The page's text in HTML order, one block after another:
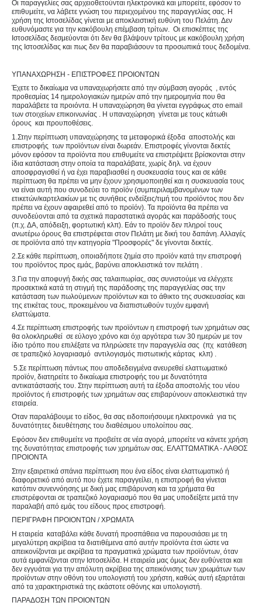
Οι παραγγελίες σας αρχειοθετούνται ηλεκτρονικά και μπορείτε, εφόσον το
επιθυμείτε, να λάβετε γνώση του περιεχομένου της παραγγελίας σας. Η
χρήση της Ιστοσελίδας γίνεται με αποκλειστική ευθύνη του Πελάτη. Δεν
ευθυνόμαστε για την κακόβουλη επέμβαση τρίτων. Οι επισκέπτες της
Ιστοσελίδας δεσμεύονται ότι δεν θα βλάψουν τρίτους με κακόβουλη χρήση
της Ιστοσελίδας και πως δεν θα παραβιάσουν τα προσωπικά τους δεδομένα.
ΥΠΑΝΑΧΩΡΗΣΗ - ΕΠΙΣΤΡΟΦΕΣ ΠΡΟΙΟΝΤΩΝ
Έχετε το δικαίωμα να υπαναχωρήσετε από την σύμβαση αγοράς , εντός
προθεσμίας 14 ημερολογιακών ημερών από την ημερομηνία που θα
παραλάβετε τα προιόντα. Η υπαναχώρηση θα γίνεται εγγράφως στο email
των στοιχείων επικοινωνίας . Η υπαναχώρηση γίνεται με τους κάτωθι
όρους και προυποθέσεις.
1.Στην περίπτωση υπαναχώρησης τα μεταφορικά έξοδα αποστολής και
επιστροφής των προϊόντων είναι δωρεάν. Επιστροφές γίνονται δεκτές
μόνον εφόσον τα προϊόντα που επιθυμείτε να επιστρέψετε βρίσκονται στην
ίδια κατάσταση στην οποία τα παραλάβατε, χωρίς δηλ. να έχουν
αποσφραγισθεί ή να έχει παραβιασθεί η συσκευασία τους και σε κάθε
περίπτωση θα πρέπει να μην έχουν χρησιμοποιηθεί και η συσκευασία τους
να είναι αυτή που συνοδεύει το προϊόν (συμπεριλαμβανομένων των
ετικετών/καρτελακίων με τις συνήθεις ενδείξεις/τιμή του προϊόντος που δεν
πρέπει να έχουν αφαιρεθεί από το προϊόν). Τα προϊόντα θα πρέπει να
συνοδεύονται από τα σχετικά παραστατικά αγοράς και παράδοσής τους
(π.χ. ΔΑ, απόδειξη, φορτωτική κλπ). Εάν το προϊόν δεν πληροί τους
ανωτέρω όρους θα επιστρέφεται στον Πελάτη με δική του δαπάνη. Αλλαγές
σε προϊόντα από την κατηγορία "Προσφορές" δε γίνονται δεκτές.
2.Σε κάθε περίπτωση, οποιαδήποτε ζημία στο προϊόν κατά την επιστροφή
του προϊόντος προς εμάς, βαρύνει αποκλειστικά τον πελάτη .
3.Για την αποφυγή δικής σας ταλαιπωρίας, σας συνιστούμε να ελέγχετε
προσεκτικά κατά τη στιγμή της παράδοσης της παραγγελίας σας την
κατάσταση των πωλούμενων προϊόντων και το άθικτο της συσκευασίας και
της ετικέτας τους, προκειμένου να διαπιστωθούν τυχόν εμφανή
ελαττώματα.
4.Σε περίπτωση επιστροφής των προϊόντων η επιστροφή των χρημάτων σας
θα ολοκληρωθεί σε εύλογο χρόνο και όχι αργότερα των 30 ημερών με τον
ίδιο τρόπο που επιλέξατε να πληρώσετε την παραγγελία σας (πχ κατάθεση
σε τραπεζικό λογαριασμό αντιλογισμός πιστωτικής κάρτας κλπ) .
5.Σε περίπτωση πάντως που αποδεδειγμένα ανευρεθεί ελαττωματικό
προϊόν, διατηρείτε το δικαίωμα επιστροφής του με δυνατότητα
αντικατάστασής του. Στην περίπτωση αυτή τα έξοδα αποστολής του νέου
προϊόντος ή επιστροφής των χρημάτων σας επιβαρύνουν αποκλειστικά την
εταιρεία.
Οταν παραλάβουμε το είδος, θα σας ειδοποιήσουμε ηλεκτρονικά για τις
δυνατότητες διευθέτησης του διαθέσιμου υπολοίπου σας.
Eφόσον δεν επιθυμείτε να προβείτε σε νέα αγορά, μπορείτε να κάνετε χρήση
της δυνατότητας επιστροφής των χρημάτων σας. ΕΛΑΤΤΩΜΑΤΙΚΑ - ΛΑΘΟΣ
ΠΡΟΙΟΝΤΑ
Στην εξαιρετικά σπάνια περίπτωση που ένα είδος είναι ελαττωματικό ή
διαφορετικό από αυτό που έχετε παραγγείλει, η επιστροφή θα γίνεται
κατόπιν συνεννόησης με δική μας επιβάρυνση και τα χρήματα θα
επιστρέφονται σε τραπεζικό λογαριασμό που θα μας υποδείξετε μετά την
παραλαβή από εμάς του είδους προς επιστροφή.
ΠΕΡΙΓΡΑΦΗ ΠΡΟΙΟΝΤΩΝ / XΡΩΜΑΤΑ
Η εταιρεία καταβάλει κάθε δυνατή προσπάθεια να παρουσιάσει με τη
μεγαλύτερη ακρίβεια τα διατιθέμενα από αυτήν προϊόντα έτσι ώστε να
απεικονίζονται με ακρίβεια τα πραγματικά χρώματα των προϊόντων, όταν
αυτά εμφανίζονται στην Ιστοσελίδα. Η εταιρεία μας όμως δεν ευθύνεται και
δεν εγγυάται για την απόλυτη ακρίβεια της απεικόνισης των χρωμάτων των
προϊόντων στην οθόνη του υπολογιστή του χρήστη, καθώς αυτή εξαρτάται
από τα χαρακτηριστικά της εκάστοτε οθόνης και υπολογιστή.
ΠΑΡΑΔΟΣΗ ΤΩΝ ΠΡΟΙΟΝΤΩΝ